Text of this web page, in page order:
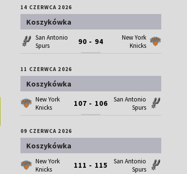
14 CZERWCA 2026
Koszykówka
San Antonio
Spurs
90 - 94
New York
Knicks
11 CZERWCA 2026
Koszykówka
New York
Knicks
107 - 106
San Antonio
Spurs
09 CZERWCA 2026
Koszykówka
New York
Knicks
111 - 115
San Antonio
Spurs